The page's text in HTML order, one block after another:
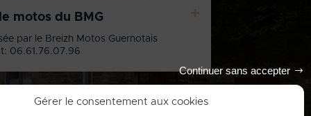
Gérer le consentement aux cookies
Continuer sans accepter
motos du BMG
par le Breizh Motos Guernotais
06.61.76.07.96